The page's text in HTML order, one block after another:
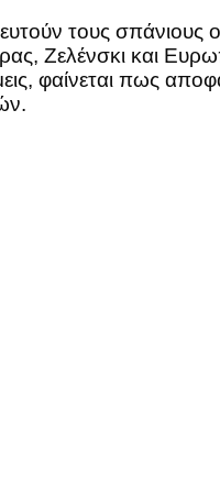
τους
Ζελένσκι και
φαίνεται πως